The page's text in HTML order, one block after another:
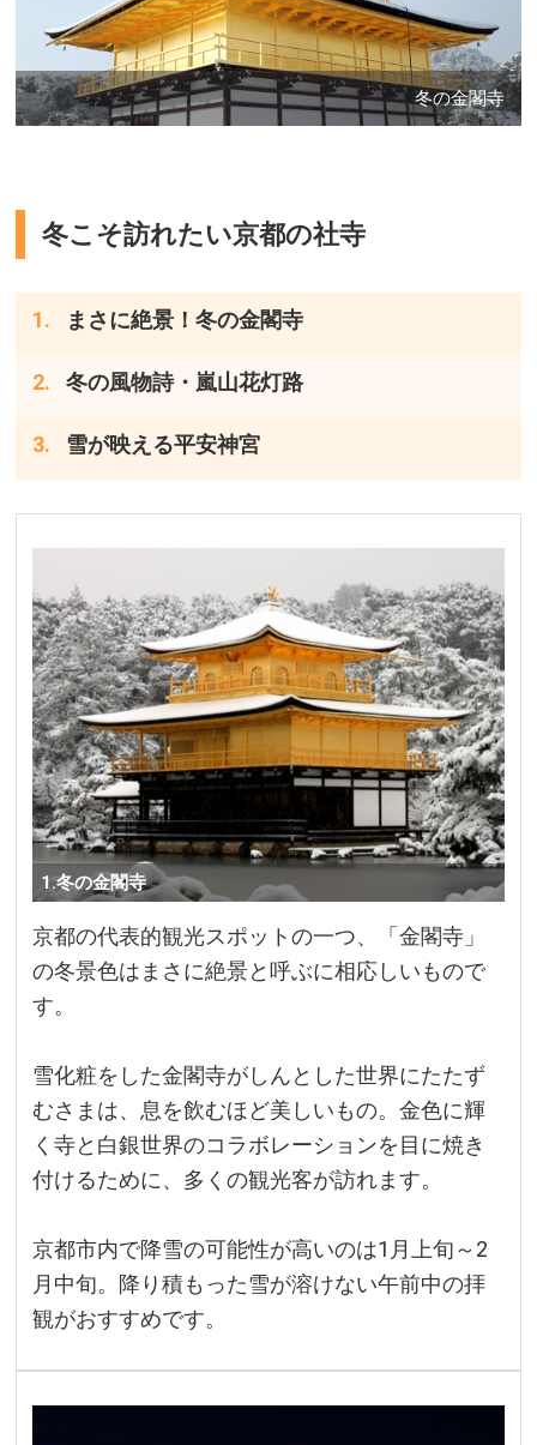
冬の金閣寺
冬こそ訪れたい京都の社寺
まさに絶景！冬の金閣寺
冬の風物詩・嵐山花灯路
雪が映える平安神宮
1.冬の金閣寺
京都の代表的観光スポットの一つ、「金閣寺」
の冬景色はまさに絶景と呼ぶに相応しいもので
す。
雪化粧をした金閣寺がしんとした世界にたたず
むさまは、息を飲むほど美しいもの。金色に輝
く寺と白銀世界のコラボレーションを目に焼き
付けるために、多くの観光客が訪れます。
京都市内で降雪の可能性が高いのは1月上旬～2
月中旬。降り積もった雪が溶けない午前中の拝
観がおすすめです。